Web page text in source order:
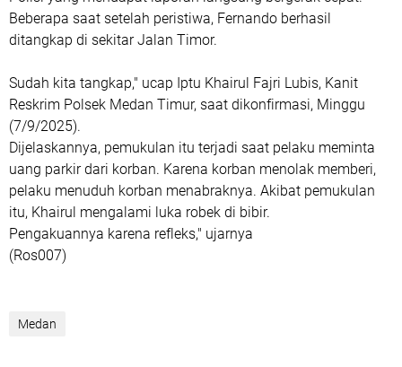
Beberapa saat setelah peristiwa, Fernando berhasil
ditangkap di sekitar Jalan Timor.
Sudah kita tangkap," ucap Iptu Khairul Fajri Lubis, Kanit
Reskrim Polsek Medan Timur, saat dikonfirmasi, Minggu
(7/9/2025).
Dijelaskannya, pemukulan itu terjadi saat pelaku meminta
uang parkir dari korban. Karena korban menolak memberi,
pelaku menuduh korban menabraknya. Akibat pemukulan
itu, Khairul mengalami luka robek di bibir.
Pengakuannya karena refleks," ujarnya
(Ros007)
Medan